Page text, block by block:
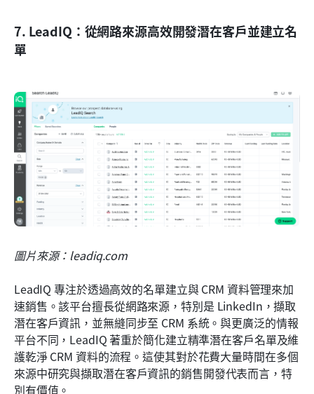
7. LeadIQ：從網路來源高效開發潛在客戶並建立名
單
圖片來源：leadiq.com
LeadIQ 專注於透過高效的名單建立與 CRM 資料管理來加
速銷售。該平台擅長從網路來源，特別是 LinkedIn，擷取
潛在客戶資訊，並無縫同步至 CRM 系統。與更廣泛的情報
平台不同，LeadIQ 著重於簡化建立精準潛在客戶名單及維
護乾淨 CRM 資料的流程。這使其對於花費大量時間在多個
來源中研究與擷取潛在客戶資訊的銷售開發代表而言，特
別有價值。